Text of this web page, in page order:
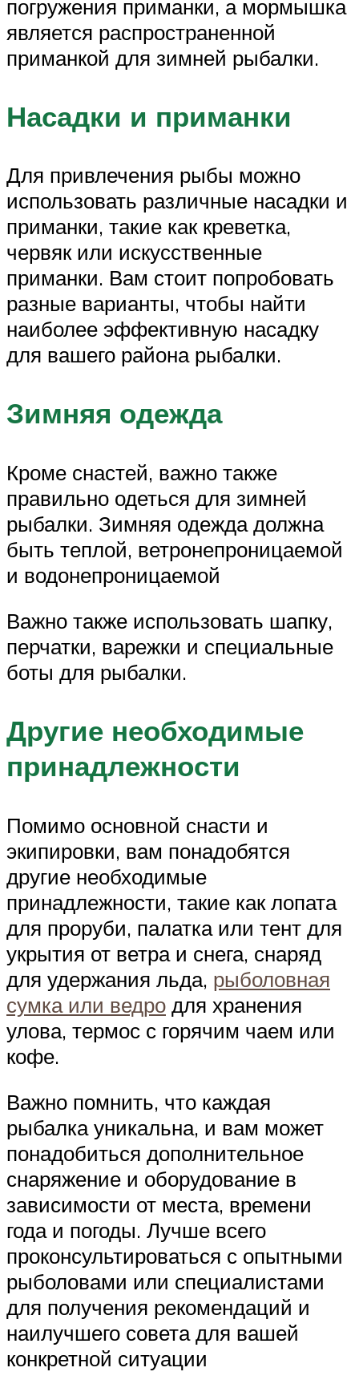
погружения приманки, а мормышка
является распространенной
приманкой для зимней рыбалки.
Насадки и приманки
Для привлечения рыбы можно
использовать различные насадки и
приманки, такие как креветка,
червяк или искусственные
приманки. Вам стоит попробовать
разные варианты, чтобы найти
наиболее эффективную насадку
для вашего района рыбалки.
Зимняя одежда
Кроме снастей, важно также
правильно одеться для зимней
рыбалки. Зимняя одежда должна
быть теплой, ветронепроницаемой
и водонепроницаемой
Важно также использовать шапку,
перчатки, варежки и специальные
боты для рыбалки.
Другие необходимые
принадлежности
Помимо основной снасти и
экипировки, вам понадобятся
другие необходимые
принадлежности, такие как лопата
для проруби, палатка или тент для
укрытия от ветра и снега, снаряд
для удержания льда, рыболовная
сумка или ведро для хранения
улова, термос с горячим чаем или
кофе.
Важно помнить, что каждая
рыбалка уникальна, и вам может
понадобиться дополнительное
снаряжение и оборудование в
зависимости от места, времени
года и погоды. Лучше всего
проконсультироваться с опытными
рыболовами или специалистами
для получения рекомендаций и
наилучшего совета для вашей
конкретной ситуации